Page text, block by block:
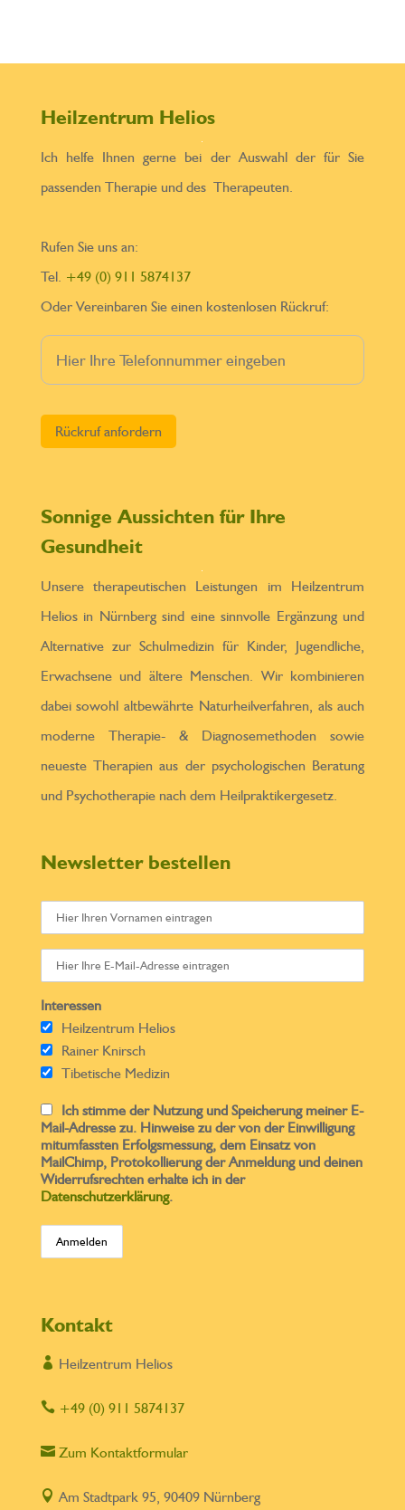
Heilzentrum Helios
Ich helfe Ihnen gerne bei der Auswahl der für Sie
passenden Therapie und des Therapeuten.
Rufen Sie uns an:
Tel. +49 (0) 911 5874137
Oder Vereinbaren Sie einen kostenlosen Rückruf:
Sonnige Aussichten für Ihre
Gesundheit
Unsere therapeutischen Leistungen im Heilzentrum
Helios in Nürnberg sind eine sinnvolle Ergänzung und
Alternative zur Schulmedizin für Kinder, Jugendliche,
Erwachsene und ältere Menschen. Wir kombinieren
dabei sowohl altbewährte Naturheilverfahren, als auch
moderne Therapie- & Diagnosemethoden sowie
neueste Therapien aus der psychologischen Beratung
und Psychotherapie nach dem Heilpraktikergesetz.
Newsletter bestellen
Interessen
Heilzentrum Helios
Rainer Knirsch
Tibetische Medizin
Ich stimme der Nutzung und Speicherung meiner E-
Mail-Adresse zu. Hinweise zu der von der Einwilligung
mitumfassten Erfolgsmessung, dem Einsatz von
MailChimp, Protokollierung der Anmeldung und deinen
Widerrufsrechten erhalte ich in der
Datenschutzerklärung.
Kontakt
 Heilzentrum Helios
+49 (0) 911 5874137
Zum Kontaktformular
 Am Stadtpark 95, 90409 Nürnberg